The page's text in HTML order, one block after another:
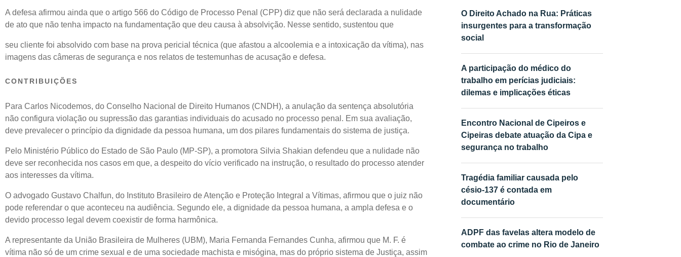
A defesa afirmou ainda que o artigo 566 do Código de Processo Penal (CPP) diz que não será declarada a nulidade
de ato que não tenha impacto na fundamentação que deu causa à absolvição. Nesse sentido, sustentou que
seu cliente foi absolvido com base na prova pericial técnica (que afastou a alcoolemia e a intoxicação da vítima), nas
imagens das câmeras de segurança e nos relatos de testemunhas de acusação e defesa.
CONTRIBUIÇÕES
Para Carlos Nicodemos, do Conselho Nacional de Direito Humanos (CNDH), a anulação da sentença absolutória
não configura violação ou supressão das garantias individuais do acusado no processo penal. Em sua avaliação,
deve prevalecer o princípio da dignidade da pessoa humana, um dos pilares fundamentais do sistema de justiça.
Pelo Ministério Público do Estado de São Paulo (MP-SP), a promotora Silvia Shakian defendeu que a nulidade não
deve ser reconhecida nos casos em que, a despeito do vício verificado na instrução, o resultado do processo atender
aos interesses da vítima.
O advogado Gustavo Chalfun, do Instituto Brasileiro de Atenção e Proteção Integral a Vítimas, afirmou que o juiz não
pode referendar o que aconteceu na audiência. Segundo ele, a dignidade da pessoa humana, a ampla defesa e o
devido processo legal devem coexistir de forma harmônica.
A representante da União Brasileira de Mulheres (UBM), Maria Fernanda Fernandes Cunha, afirmou que M. F. é
vítima não só de um crime sexual e de uma sociedade machista e misógina, mas do próprio sistema de Justiça, assim
O Direito Achado na Rua: Práticas
insurgentes para a transformação
social
A participação do médico do
trabalho em perícias judiciais:
dilemas e implicações éticas
Encontro Nacional de Cipeiros e
Cipeiras debate atuação da Cipa e
segurança no trabalho
Tragédia familiar causada pelo
césio-137 é contada em
documentário
ADPF das favelas altera modelo de
combate ao crime no Rio de Janeiro